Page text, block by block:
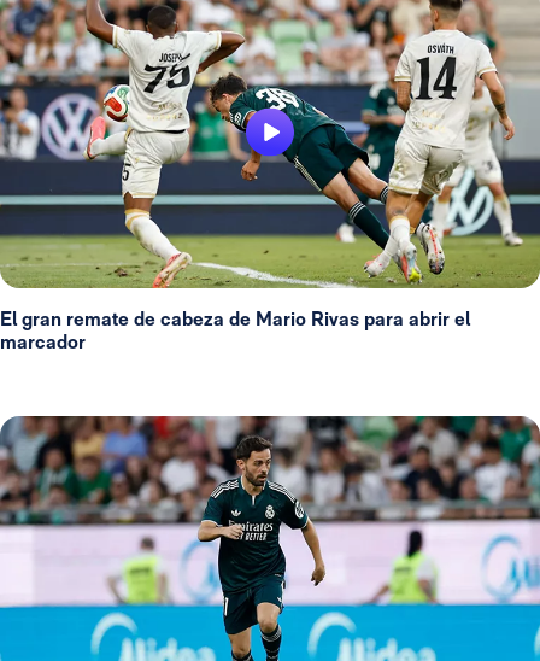
El gran remate de cabeza de Mario Rivas para abrir el
marcador